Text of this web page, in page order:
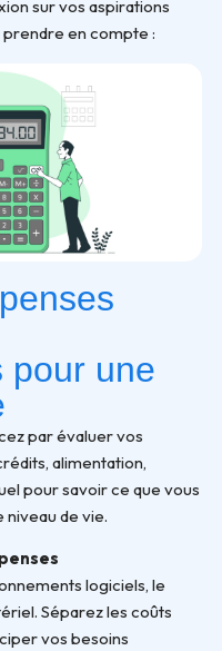
sur vos aspirations
prendre en compte :
pour une
par évaluer vos
alimentation,
pour savoir ce que vous
de vie.
logiciels, le
Séparez les coûts
vos besoins